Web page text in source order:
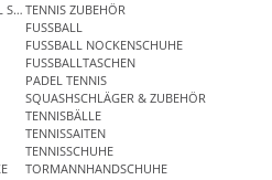
TENNIS ZUBEHÖR
FUSSBALL
FUSSBALL NOCKENSCHUHE
FUSSBALLTASCHEN
PADEL TENNIS
SQUASHSCHLÄGER & ZUBEHÖR
TENNISBÄLLE
TENNISSAITEN
TENNISSCHUHE
TORMANNHANDSCHUHE